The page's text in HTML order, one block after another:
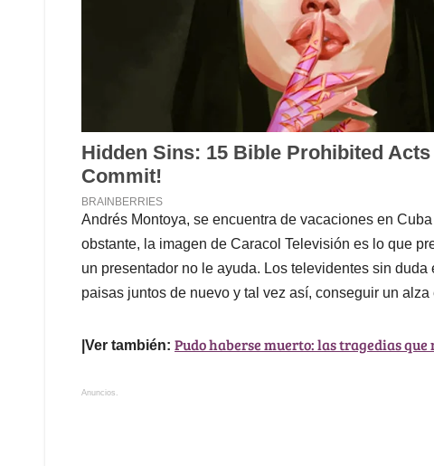
Andrés Montoya, se encuentra de vacaciones en
obstante, la imagen de Caracol Televisión es lo que
un presentador no le ayuda. Los televidentes sin
paisas juntos de nuevo y tal vez así, conseguir un
|Ver también: Pudo haberse muerto: las tragedias
Anuncios.